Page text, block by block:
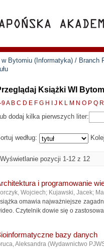
w Bytomiu (Informatyka) /
Książki WI
9A B C D E F G H J K L M N O P Q R
dodaj kilka pierwszych liter:
według:
Wyświetlanie pozycji 1-12 z 12
i programowanie
Wojciech; Kujawski, Jacek;
omawia najważniejsze
Czytelnik dowie się o
bazy danych
Aleksandra (Wydawnictwo